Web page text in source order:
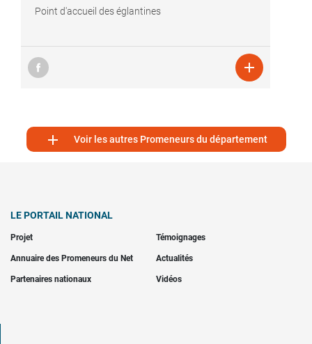
Point d'accueil des églantines

 Voir les autres Promeneurs du département
LE PORTAIL NATIONAL
Projet Témoignages
Annuaire des Promeneurs du Net Actualités
Partenaires nationaux Vidéos